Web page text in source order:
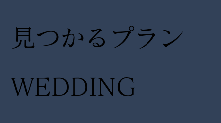
見つかるプラン
WEDDING